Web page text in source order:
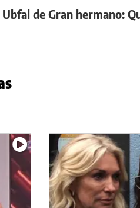
de Gran hermano: